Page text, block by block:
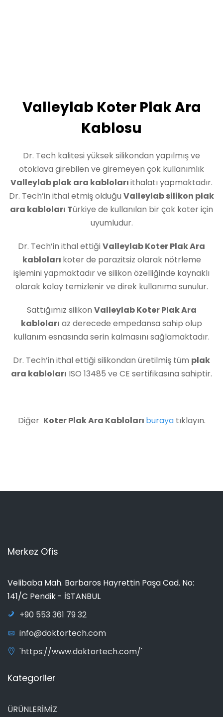
Valleylab Koter Plak Ara
Kablosu
Dr. Tech kalitesi yüksek silikondan yapılmış ve
otoklava girebilen ve giremeyen çok kullanımlık
Valleylab plak ara kablolarıithalatı yapmaktadır.
Dr. Tech’in ithal etmiş olduğu Valleylabsilikon plak
ara kabloları Türkiye de kullanılan bir çok koter için
uyumludur.
Dr. Tech’in ithal ettiğiValleylab Koter Plak Ara
kabloları koter de parazitsiz olarak nötrleme
işlemini yapmaktadır ve silikon özelliğinde kaynaklı
olarak kolay temizlenir ve direk kullanıma sunulur.
Sattığımız silikon Valleylab Koter Plak Ara
kabloları az derecede empedansa sahip olup
kullanım esnasında serin kalmasını sağlamaktadır.
Dr. Tech’in ithal ettiği silikondan üretilmiş tüm plak
ara kabloları ISO 13485 ve CE sertifikasına sahiptir.
Diğer Koter Plak Ara Kabloları burayatıklayın.
Merkez Ofis
Velibaba Mah. Barbaros Hayrettin Paşa Cad. No:
141/C Pendik - İSTANBUL
+90 553 361 79 32
info@doktortech.com
'https://www.doktortech.com/'
Kategoriler
ÜRÜNLERİMİZ